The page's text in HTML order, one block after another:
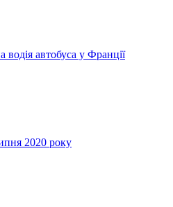
водія автобуса у Франції
2020 року